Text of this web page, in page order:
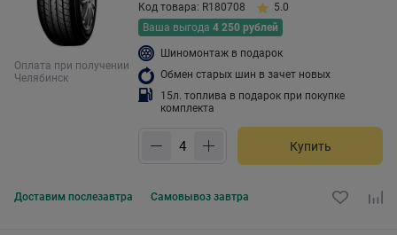
Оплата при получении
Челябинск
Код товара: R180708
5.0
Ваша выгода 4 250 рублей
Шиномонтаж в подарок
Обмен старых шин в зачет новых
15л. топлива в подарок при покупке
комплекта
Купить
Доставим послезавтра Самовывоз завтра